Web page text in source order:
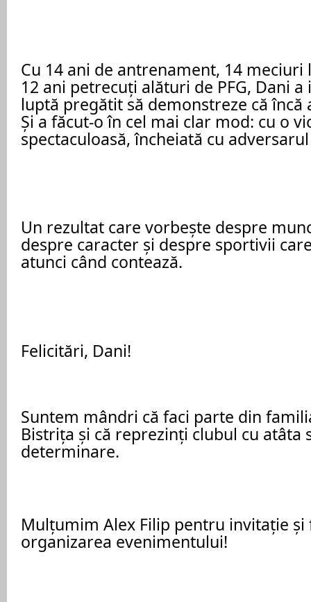
Cu 14 ani de antrenament, 14
12 ani petrecuți alături de PFG, Dani
luptă pregătit să demonstreze că încă
Și a făcut-o în cel mai clar mod: cu o
spectaculoasă, încheiată cu
Un rezultat care vorbește despre
despre caracter și despre sportivii
atunci când contează.
Felicitări, Dani!
Suntem mândri că faci parte din
Bistrița și că reprezinți clubul cu atâta
determinare.
Mulțumim Alex Filip pentru invitație
organizarea evenimentului!